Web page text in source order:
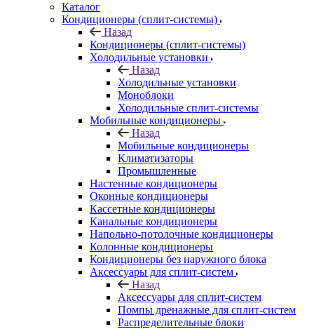
Каталог
Кондиционеры (сплит-системы)
Назад
Кондиционеры (сплит-системы)
Холодильные установки
Назад
Холодильные установки
Моноблоки
Холодильные сплит-системы
Мобильные кондиционеры
Назад
Мобильные кондиционеры
Климатизаторы
Промышленные
Настенные кондиционеры
Оконные кондиционеры
Кассетные кондиционеры
Канальные кондиционеры
Напольно-потолочные кондиционеры
Колонные кондиционеры
Кондиционеры без наружного блока
Аксессуары для сплит-систем
Назад
Аксессуары для сплит-систем
Помпы дренажные для сплит-систем
Распределительные блоки